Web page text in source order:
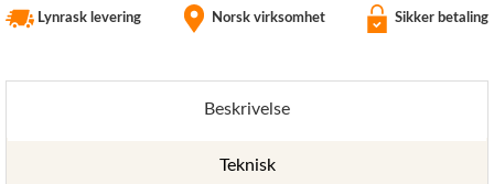
Lynrask levering Norsk virksomhet Sikker betaling
Beskrivelse
Teknisk